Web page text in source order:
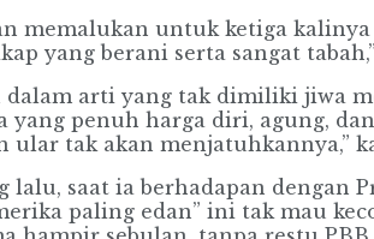
memalukan untuk ketiga
yang berani serta sangat
arti yang tak dimiliki jiwa
penuh harga diri, agung,
ular tak akan menjatuhkannya,”
saat ia berhadapan dengan
paling edan” ini tak mau